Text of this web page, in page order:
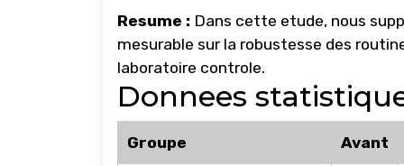
Resume : Dans cette etude, nous
mesurable sur la robustesse des
laboratoire controle.
Donnees
Groupe Avant